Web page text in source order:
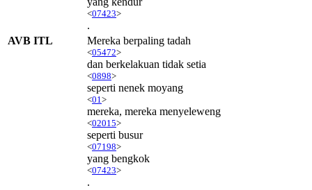
<07423>
.
AVB ITL
Mereka berpaling tadah
<05472>
dan berkelakuan tidak setia
<0898>
seperti nenek moyang
<01 >
mereka, mereka menyeleweng
<02015>
seperti busur
<07198>
yang bengkok
<07423>
.